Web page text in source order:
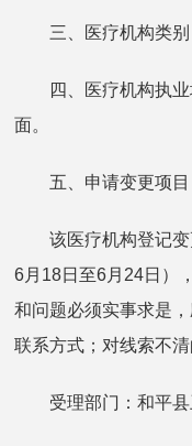
三、医疗机构类别
四、医疗机构执业
面。
五、申请变更项目
该医疗机构登记变
6月18日至6月24日）
和问题必须实事求是
联系方式；对线索不
受理部门：和平县